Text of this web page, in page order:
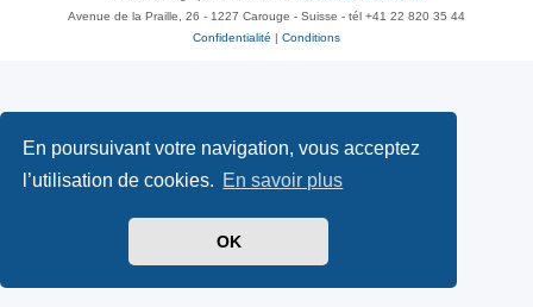
En poursuivant votre navigation, vous acceptez
l’utilisation de cookies. En savoir plus
OK
Avenue de la Praille, 26 - 1227 Carouge - Suisse - tél +41 22 820 35 44
Confidentialité
Conditions